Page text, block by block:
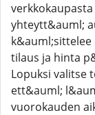
yhteytt&auml;
tilaus ja hinta
Lopuksi valitse
ett&auml;
vuorokauden